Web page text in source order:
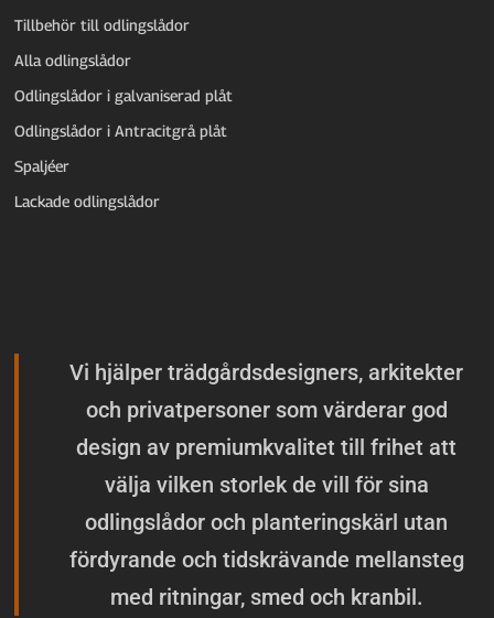
Tillbehör till odlingslådor
Alla odlingslådor
Odlingslådor i galvaniserad plåt
Odlingslådor i Antracitgrå plåt
Spaljéer
Lackade odlingslådor
Vi hjälper trädgårdsdesigners, arkitekter
och privatpersoner som värderar god
design av premiumkvalitet till frihet att
välja vilken storlek de vill för sina
odlingslådor och planteringskärl utan
fördyrande och tidskrävande mellansteg
med ritningar, smed och kranbil.